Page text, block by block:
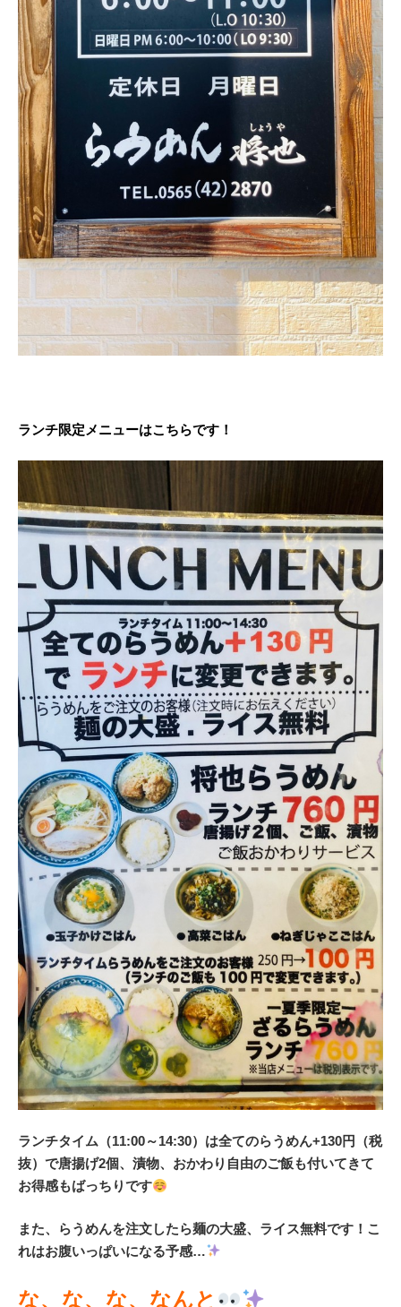
ランチ限定メニューはこちらです！
ランチタイム（11:00～14:30）は全てのらうめん+130円（税
抜）で唐揚げ2個、漬物、おかわり自由のご飯も付いてきて
お得感もばっちりです
また、らうめんを注文したら麺の大盛、ライス無料です！こ
れはお腹いっぱいになる予感…
な、な、な、なんと